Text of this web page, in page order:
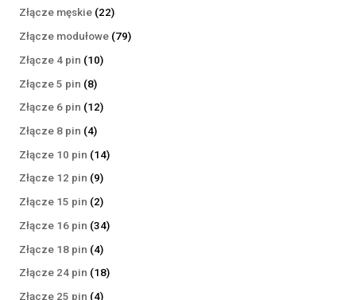
Złącze męskie 2222
produkty
Złącze modułowe 7979
Złącze 4 pin 1010
Złącze 5 pin 88
produktów
Złącze 6 pin 1212
Złącze 8 pin 44
produkty
Złącze 10 pin 1414
Złącze 12 pin 99
produktów
Złącze 15 pin 22
produkty
Złącze 16 pin 3434
Złącze 18 pin 44
produkty
Złącze 24 pin 1818
Złącze 25 pin 44